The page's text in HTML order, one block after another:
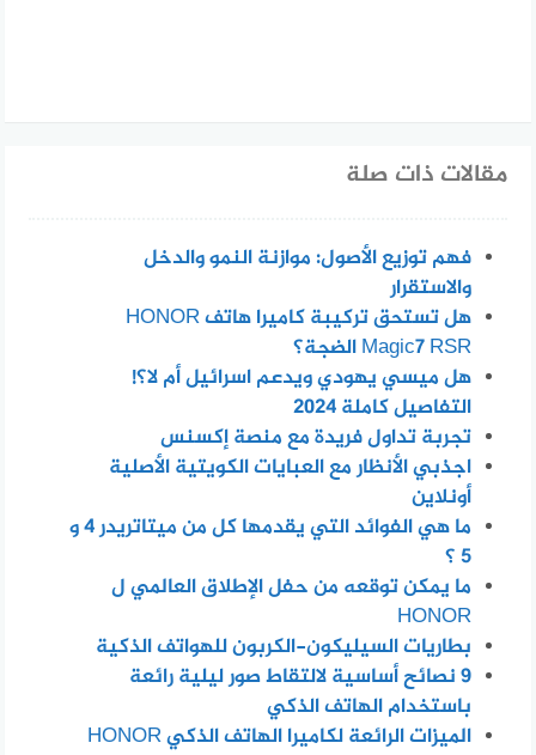
مقالات ذات صلة
فهم توزيع الأصول: موازنة النمو والدخل
والاستقرار
هل تستحق تركيبة كاميرا هاتف HONOR
Magic7 RSR الضجة؟
هل ميسي يهودي ويدعم اسرائيل أم لا؟!
التفاصيل كاملة 2024
تجربة تداول فريدة مع منصة إكسنس
اجذبي الأنظار مع العبايات الكويتية الأصلية
أونلاين
ما هي الفوائد التي يقدمها كل من ميتاتريدر 4 و
5 ؟
ما يمكن توقعه من حفل الإطلاق العالمي ل
HONOR
بطاريات السيليكون-الكربون للهواتف الذكية
٩ نصائح أساسية لالتقاط صور ليلية رائعة
باستخدام الهاتف الذكي
الميزات الرائعة لكاميرا الهاتف الذكي HONOR